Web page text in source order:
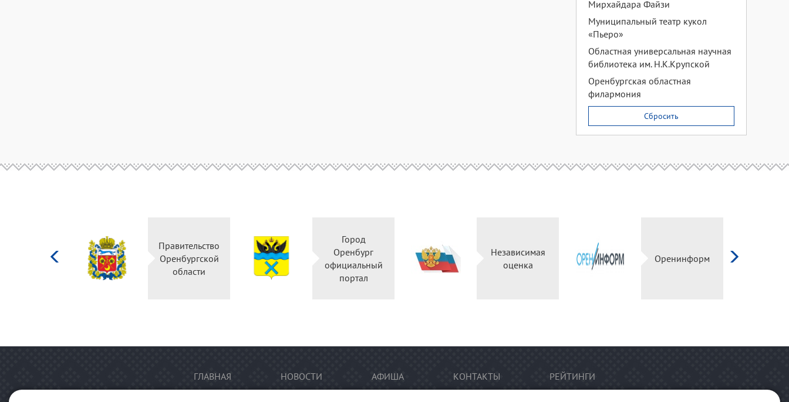
Мирхайдара Файзи
Муниципальный театр кукол
«Пьеро»
Областная универсальная научная
библиотека им. Н.К.Крупской
Оренбургская областная
филармония
Сбросить
Правительство
Оренбургской
области
Город
Оренбург
официальный
портал
Независимая
оценка
Оренинформ
ГЛАВНАЯ НОВОСТИ АФИША КОНТАКТЫ РЕЙТИНГИ